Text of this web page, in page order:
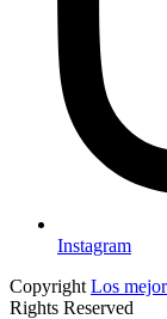
Instagram
Copyright Los
Rights Reserved